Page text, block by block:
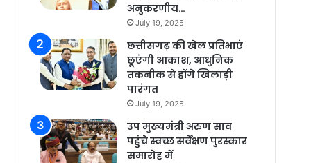
अनुकरणीय…
July 19, 2025
छत्तीसगढ़ की खेल प्रतिभाएं
छूएंगी आकाश, आधुनिक
तकनीक से होंगे खिलाड़ी
पारंगत
July 19, 2025
उप मुख्यमंत्री अरुण साव
पहुंचे स्वच्छ सर्वेक्षण पुरस्कार
समारोह में